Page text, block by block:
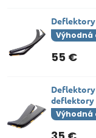
Deflektory
Výhodná
55 €
Deflektory
deflektory
Výhodná